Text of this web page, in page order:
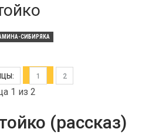
СИБИРЯКА
1 2
1 из 2
(рассказ)